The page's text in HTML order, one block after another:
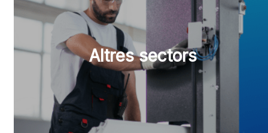
Altres sectors